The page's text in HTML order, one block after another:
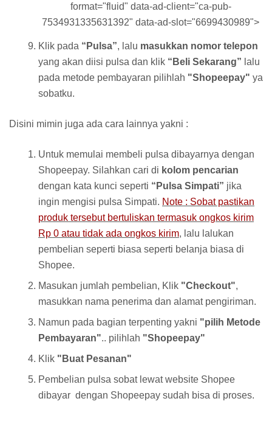
format="fluid" data-ad-client="ca-pub-
7534931335631392" data-ad-slot="6699430989">
Klik pada “Pulsa”, lalu masukkan nomor telepon
yang akan diisi pulsa dan klik “Beli Sekarang” lalu
pada metode pembayaran pilihlah "Shopeepay" ya
sobatku.
Disini mimin juga ada cara lainnya yakni :
Untuk memulai membeli pulsa dibayarnya dengan
Shopeepay. Silahkan cari di kolom pencarian
dengan kata kunci seperti “Pulsa Simpati” jika
ingin mengisi pulsa Simpati. Note : Sobat pastikan
produk tersebut bertuliskan termasuk ongkos kirim
Rp 0 atau tidak ada ongkos kirim, lalu lalukan
pembelian seperti biasa seperti belanja biasa di
Shopee.
Masukan jumlah pembelian, Klik "Checkout",
masukkan nama penerima dan alamat pengiriman.
Namun pada bagian terpenting yakni "pilih Metode
Pembayaran".. pilihlah "Shopeepay"
Klik "Buat Pesanan"
Pembelian pulsa sobat lewat website Shopee
dibayar dengan Shopeepay sudah bisa di proses.